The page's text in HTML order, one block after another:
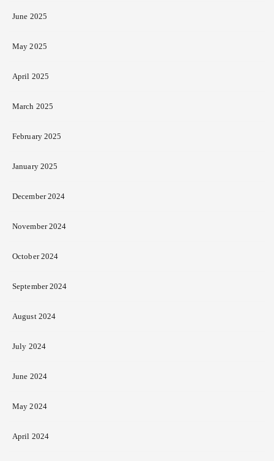
June 2025
May 2025
April 2025
March 2025
February 2025
January 2025
December 2024
November 2024
October 2024
September 2024
August 2024
July 2024
June 2024
May 2024
April 2024